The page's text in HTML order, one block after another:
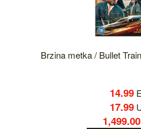
Brzina metka / Bullet
14.99
17.99
1,499.00